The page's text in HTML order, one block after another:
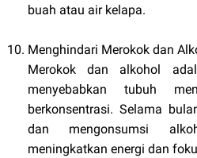
buah atau air kelapa.
Menghindari Merokok dan
Merokok dan alkohol
menyebabkan tubuh
berkonsentrasi. Selama
dan mengonsumsi
meningkatkan energi dan